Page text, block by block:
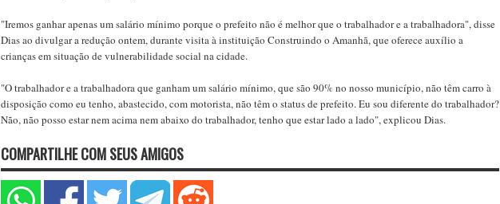
"Iremos ganhar apenas um salário mínimo porque o prefeito não é melhor que o trabalhador e a trabalhadora", disse
Dias ao divulgar a redução ontem, durante visita à instituição Construindo o Amanhã, que oferece auxílio a
crianças em situação de vulnerabilidade social na cidade.
"O trabalhador e a trabalhadora que ganham um salário mínimo, que são 90% no nosso município, não têm carro à
disposição como eu tenho, abastecido, com motorista, não têm o status de prefeito. Eu sou diferente do trabalhador?
Não, não posso estar nem acima nem abaixo do trabalhador, tenho que estar lado a lado", explicou Dias.
COMPARTILHE COM SEUS AMIGOS